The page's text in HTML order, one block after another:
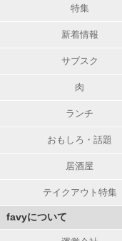
特集
新着情報
サブスク
肉
ランチ
おもしろ・話題
居酒屋
テイクアウト特集
favyについて